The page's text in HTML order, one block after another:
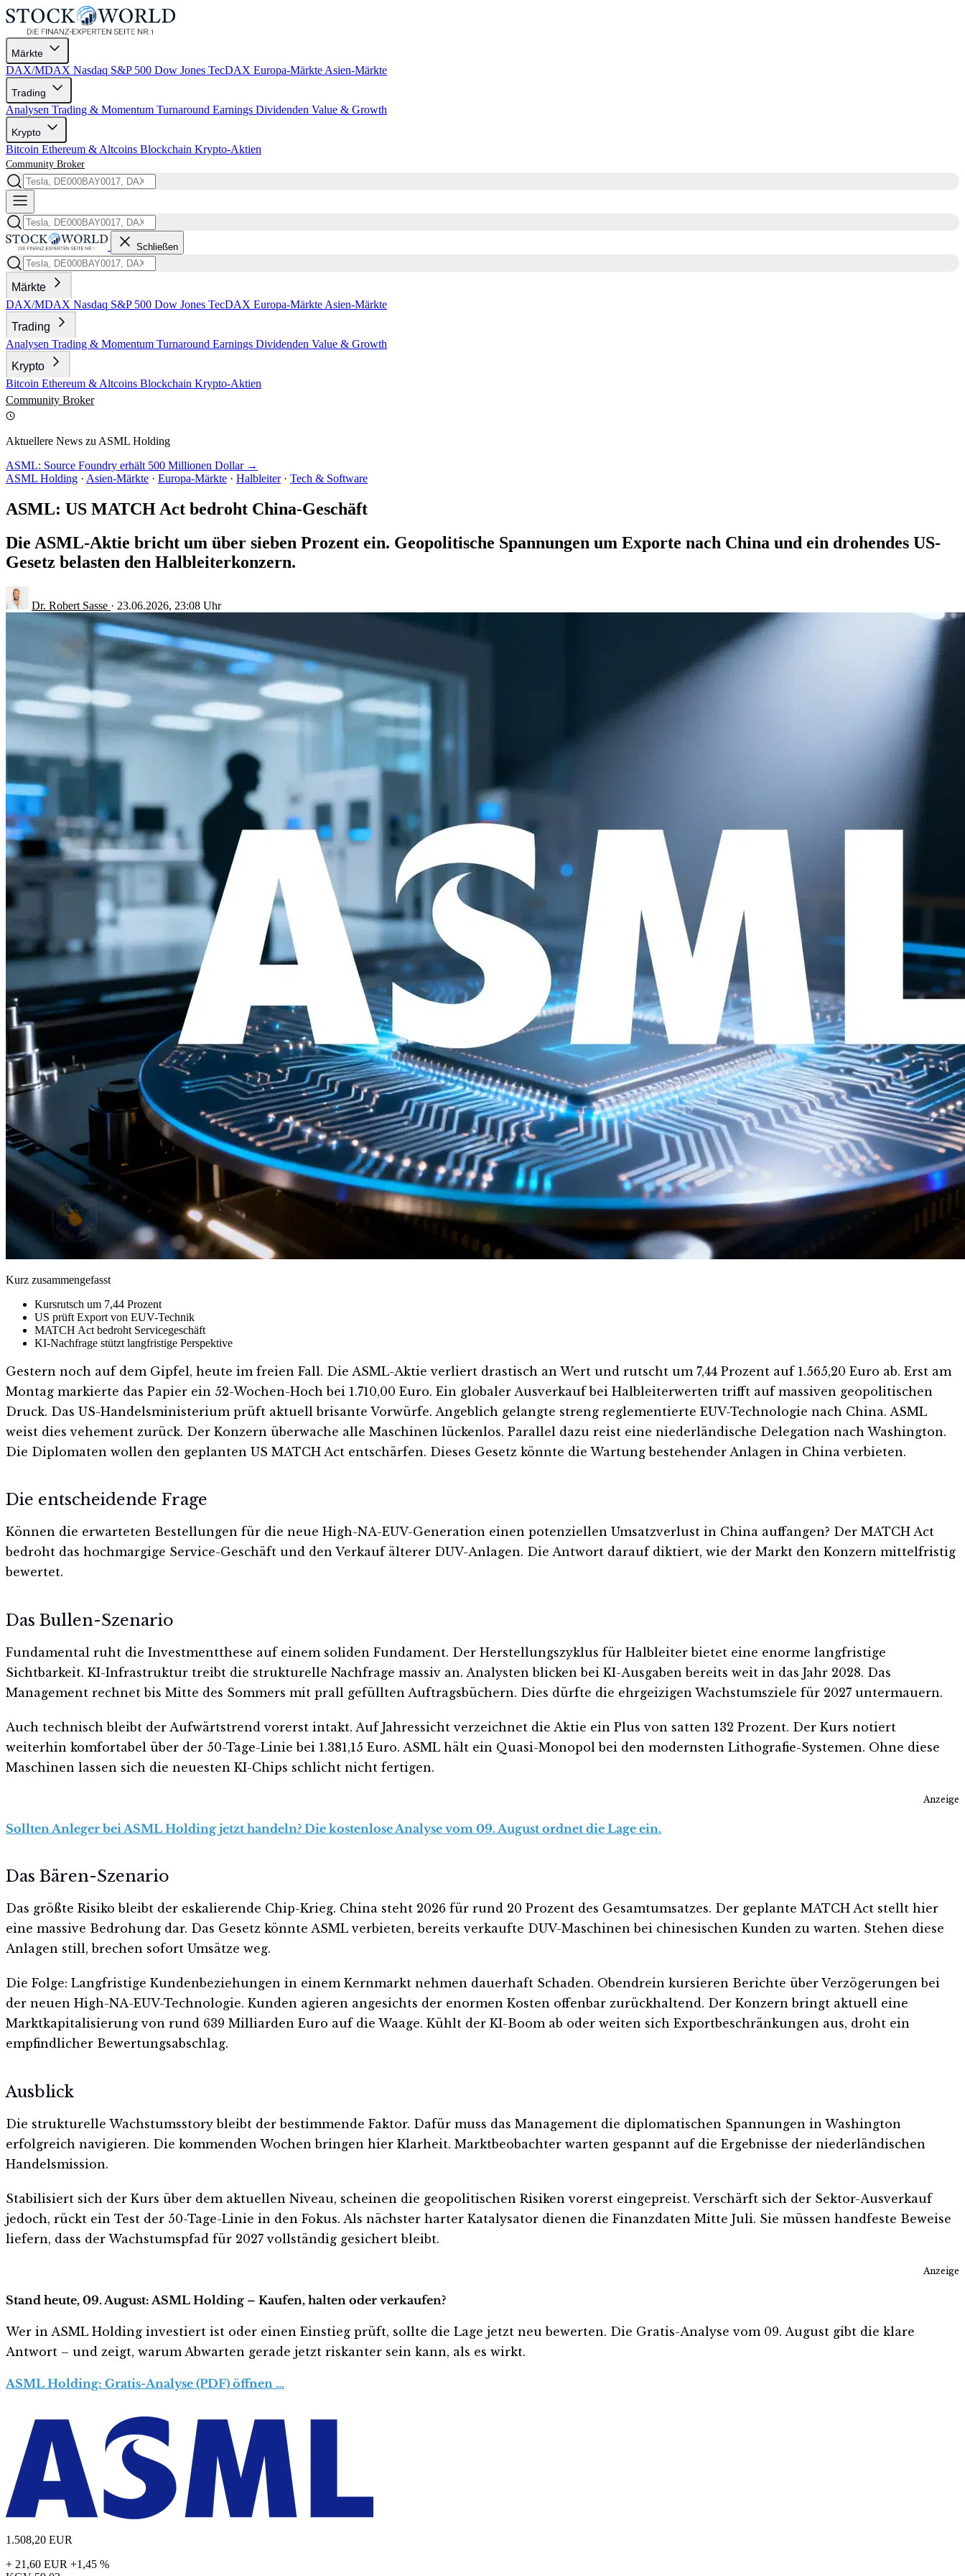
Märkte
DAX/MDAX Nasdaq S&P 500 Dow Jones TecDAX Europa-Märkte Asien-Märkte
Trading
Analysen Trading & Momentum Turnaround Earnings Dividenden Value & Growth
Krypto
Bitcoin Ethereum & Altcoins Blockchain Krypto-Aktien
Community Broker
Schließen
Märkte
DAX/MDAX Nasdaq S&P 500 Dow Jones TecDAX Europa-Märkte Asien-Märkte
Trading
Analysen Trading & Momentum Turnaround Earnings Dividenden Value & Growth
Krypto
Bitcoin Ethereum & Altcoins Blockchain Krypto-Aktien
Community Broker
Aktuellere News zu ASML Holding
ASML: Source Foundry erhält 500 Millionen Dollar →
ASML Holding · Asien-Märkte · Europa-Märkte · Halbleiter · Tech & Software
ASML: US MATCH Act bedroht China-Geschäft
Die ASML-Aktie bricht um über sieben Prozent ein. Geopolitische Spannungen um Exporte nach China und ein drohendes US-
Gesetz belasten den Halbleiterkonzern.
Dr. Robert Sasse · 23.06.2026, 23:08 Uhr
Kurz zusammengefasst
Kursrutsch um 7,44 Prozent
US prüft Export von EUV-Technik
MATCH Act bedroht Servicegeschäft
KI-Nachfrage stützt langfristige Perspektive
Gestern noch auf dem Gipfel, heute im freien Fall. Die ASML-Aktie verliert drastisch an Wert und rutscht um 7,44 Prozent auf 1.565,20 Euro ab. Erst am
Montag markierte das Papier ein 52-Wochen-Hoch bei 1.710,00 Euro. Ein globaler Ausverkauf bei Halbleiterwerten trifft auf massiven geopolitischen
Druck. Das US-Handelsministerium prüft aktuell brisante Vorwürfe. Angeblich gelangte streng reglementierte EUV-Technologie nach China. ASML
weist dies vehement zurück. Der Konzern überwache alle Maschinen lückenlos. Parallel dazu reist eine niederländische Delegation nach Washington.
Die Diplomaten wollen den geplanten US MATCH Act entschärfen. Dieses Gesetz könnte die Wartung bestehender Anlagen in China verbieten.
Die entscheidende Frage
Können die erwarteten Bestellungen für die neue High-NA-EUV-Generation einen potenziellen Umsatzverlust in China auffangen? Der MATCH Act
bedroht das hochmargige Service-Geschäft und den Verkauf älterer DUV-Anlagen. Die Antwort darauf diktiert, wie der Markt den Konzern mittelfristig
bewertet.
Das Bullen-Szenario
Fundamental ruht die Investmentthese auf einem soliden Fundament. Der Herstellungszyklus für Halbleiter bietet eine enorme langfristige
Sichtbarkeit. KI-Infrastruktur treibt die strukturelle Nachfrage massiv an. Analysten blicken bei KI-Ausgaben bereits weit in das Jahr 2028. Das
Management rechnet bis Mitte des Sommers mit prall gefüllten Auftragsbüchern. Dies dürfte die ehrgeizigen Wachstumsziele für 2027 untermauern.
Auch technisch bleibt der Aufwärtstrend vorerst intakt. Auf Jahressicht verzeichnet die Aktie ein Plus von satten 132 Prozent. Der Kurs notiert
weiterhin komfortabel über der 50-Tage-Linie bei 1.381,15 Euro. ASML hält ein Quasi-Monopol bei den modernsten Lithografie-Systemen. Ohne diese
Maschinen lassen sich die neuesten KI-Chips schlicht nicht fertigen.
Anzeige
Sollten Anleger bei ASML Holding jetzt handeln? Die kostenlose Analyse vom 09. August ordnet die Lage ein.
Das Bären-Szenario
Das größte Risiko bleibt der eskalierende Chip-Krieg. China steht 2026 für rund 20 Prozent des Gesamtumsatzes. Der geplante MATCH Act stellt hier
eine massive Bedrohung dar. Das Gesetz könnte ASML verbieten, bereits verkaufte DUV-Maschinen bei chinesischen Kunden zu warten. Stehen diese
Anlagen still, brechen sofort Umsätze weg.
Die Folge: Langfristige Kundenbeziehungen in einem Kernmarkt nehmen dauerhaft Schaden. Obendrein kursieren Berichte über Verzögerungen bei
der neuen High-NA-EUV-Technologie. Kunden agieren angesichts der enormen Kosten offenbar zurückhaltend. Der Konzern bringt aktuell eine
Marktkapitalisierung von rund 639 Milliarden Euro auf die Waage. Kühlt der KI-Boom ab oder weiten sich Exportbeschränkungen aus, droht ein
empfindlicher Bewertungsabschlag.
Ausblick
Die strukturelle Wachstumsstory bleibt der bestimmende Faktor. Dafür muss das Management die diplomatischen Spannungen in Washington
erfolgreich navigieren. Die kommenden Wochen bringen hier Klarheit. Marktbeobachter warten gespannt auf die Ergebnisse der niederländischen
Handelsmission.
Stabilisiert sich der Kurs über dem aktuellen Niveau, scheinen die geopolitischen Risiken vorerst eingepreist. Verschärft sich der Sektor-Ausverkauf
jedoch, rückt ein Test der 50-Tage-Linie in den Fokus. Als nächster harter Katalysator dienen die Finanzdaten Mitte Juli. Sie müssen handfeste Beweise
liefern, dass der Wachstumspfad für 2027 vollständig gesichert bleibt.
Anzeige
Stand heute, 09. August: ASML Holding – Kaufen, halten oder verkaufen?
Wer in ASML Holding investiert ist oder einen Einstieg prüft, sollte die Lage jetzt neu bewerten. Die Gratis-Analyse vom 09. August gibt die klare
Antwort – und zeigt, warum Abwarten gerade jetzt riskanter sein kann, als es wirkt.
ASML Holding: Gratis-Analyse (PDF) öffnen …
1.508,20 EUR
+ 21,60 EUR +1,45 %